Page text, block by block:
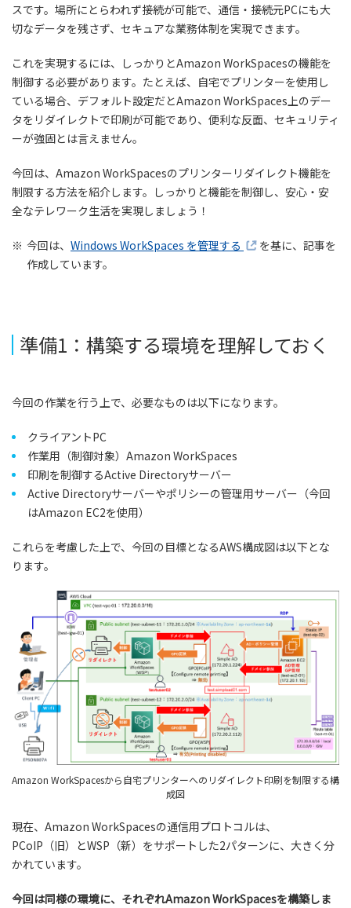
スです。場所にとらわれず接続が可能で、通信・接続元PCにも大
切なデータを残さず、セキュアな業務体制を実現できます。
これを実現するには、しっかりとAmazon WorkSpacesの機能を
制御する必要があります。たとえば、自宅でプリンターを使用し
ている場合、デフォルト設定だとAmazon WorkSpaces上のデー
タをリダイレクトで印刷が可能であり、便利な反面、セキュリティ
ーが強固とは言えません。
今回は、Amazon WorkSpacesのプリンターリダイレクト機能を
制限する方法を紹介します。しっかりと機能を制御し、安心・安
全なテレワーク生活を実現しましょう！
※ 今回は、 Windows WorkSpaces を管理する
を基に、記事を
作成しています。
準備1：構築する環境を理解しておく
今回の作業を行う上で、必要なものは以下になります。
クライアントPC
作業用（制御対象）Amazon WorkSpaces
印刷を制御するActive Directoryサーバー
Active Directoryサーバーやポリシーの管理用サーバー（今回
はAmazon EC2を使用）
これらを考慮した上で、今回の目標となるAWS構成図は以下とな
ります。
Amazon WorkSpacesから自宅プリンターへのリダイレクト印刷を制限する構
成図
現在、Amazon WorkSpacesの通信用プロトコルは、
PCoIP（旧）とWSP（新）をサポートした2パターンに、大きく分
かれています。
今回は同様の環境に、それぞれAmazon WorkSpacesを構築しま